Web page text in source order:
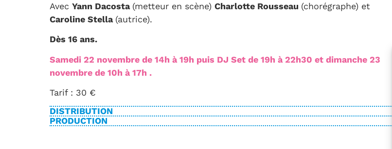
Avec Yann Dacosta (metteur en scène) Charlotte Rousseau (chorégraphe) et
Caroline Stella (autrice).
Dès 16 ans.
Samedi 22 novembre de 14h à 19h puis DJ Set de 19h à 22h30 et dimanche 23
novembre de 10h à 17h .
Tarif : 30 €
DISTRIBUTION
PRODUCTION